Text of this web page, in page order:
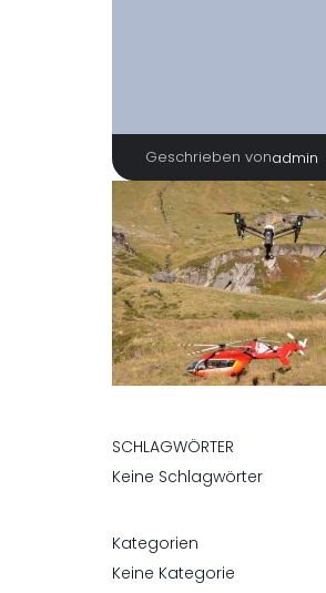
Geschrieben vonadmin
SCHLAGWÖRTER
Keine Schlagwörter
Kategorien
Keine Kategorie